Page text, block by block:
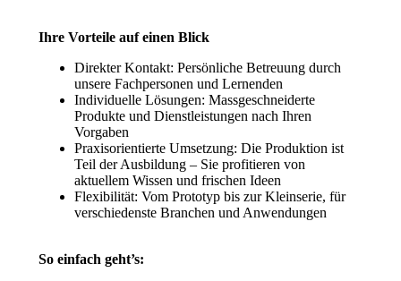
Ihre Vorteile auf einen Blick
Direkter Kontakt: Persönliche Betreuung durch
unsere Fachpersonen und Lernenden
Individuelle Lösungen: Massgeschneiderte
Produkte und Dienstleistungen nach Ihren
Vorgaben
Praxisorientierte Umsetzung: Die Produktion ist
Teil der Ausbildung – Sie profitieren von
aktuellem Wissen und frischen Ideen
Flexibilität: Vom Prototyp bis zur Kleinserie, für
verschiedenste Branchen und Anwendungen
So einfach geht’s: